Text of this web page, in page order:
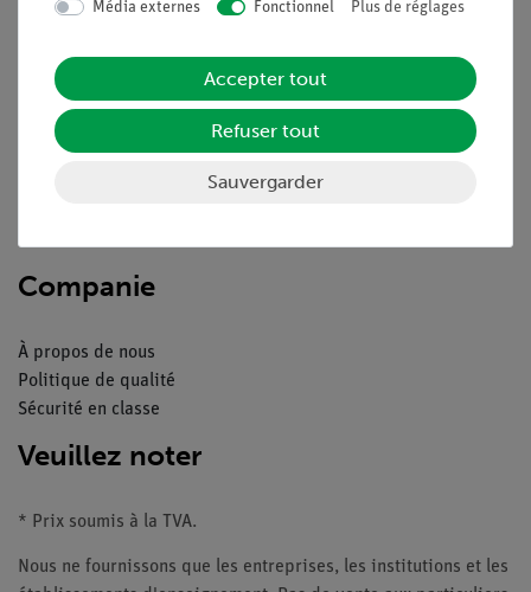
Mentions légales
Service
Aperçu du service
Téléchargements
Contacte service client
Companie
À propos de nous
Politique de qualité
Sécurité en classe
Veuillez noter
* Prix soumis à la TVA.
Nous ne fournissons que les entreprises, les institutions et les
Média externes Fonctionnel Plus de réglages
Accepter tout
Refuser tout
Sauvergarder